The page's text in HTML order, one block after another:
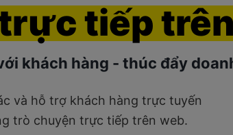
tiếp
khách hàng - thúc đẩy
và hỗ trợ khách hàng trực tuyến
trò chuyện trực tiếp trên web.